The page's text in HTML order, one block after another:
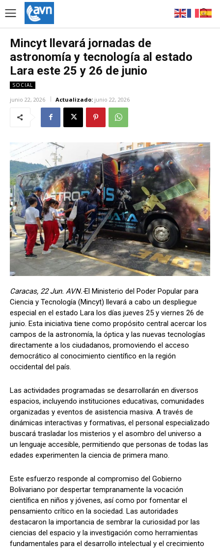
Mincyt llevará jornadas de
astronomía y tecnología al estado
Lara este 25 y 26 de junio
SOCIAL
junio 22, 2026 Actualizado: junio 22, 2026
Caracas, 22 Jun. AVN.-El Ministerio del Poder Popular para
Ciencia y Tecnología (Mincyt) llevará a cabo un despliegue
especial en el estado Lara los días jueves 25 y viernes 26 de
junio. Esta iniciativa tiene como propósito central acercar los
campos de la astronomía, la óptica y las nuevas tecnologías
directamente a los ciudadanos, promoviendo el acceso
democrático al conocimiento científico en la región
occidental del país.
Las actividades programadas se desarrollarán en diversos
espacios, incluyendo instituciones educativas, comunidades
organizadas y eventos de asistencia masiva. A través de
dinámicas interactivas y formativas, el personal especializado
buscará trasladar los misterios y el asombro del universo a
un lenguaje accesible, permitiendo que personas de todas las
edades experimenten la ciencia de primera mano.
Este esfuerzo responde al compromiso del Gobierno
Bolivariano por despertar tempranamente la vocación
científica en niños y jóvenes, así como por fomentar el
pensamiento crítico en la sociedad. Las autoridades
destacaron la importancia de sembrar la curiosidad por las
ciencias del espacio y la investigación como herramientas
fundamentales para el desarrollo intelectual y el crecimiento